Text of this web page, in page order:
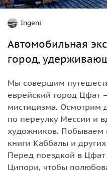
Ingeni
Автомобильная
город,
Мы совершим
еврейский город Цфат
мистицизма. Осмотрим
по переулку Мессии и
художников. Побываем
книги Каббалы и
Перед поездкой в
Ципори, чтобы